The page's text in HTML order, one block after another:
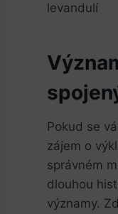
Pokud se
zájem o
správném
dlouhou
významy.